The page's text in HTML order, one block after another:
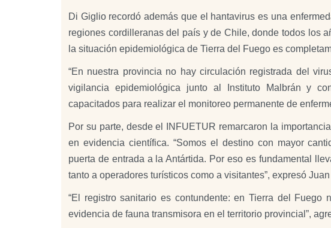
Di Giglio recordó además que el hantavirus es una
regiones cordilleranas del país y de Chile, donde todos los
la situación epidemiológica de Tierra del Fuego es
“En nuestra provincia no hay circulación registrada del
vigilancia epidemiológica junto al Instituto Malbrán y
capacitados para realizar el monitoreo permanente de
Por su parte, desde el INFUETUR remarcaron la
en evidencia científica. “Somos el destino con mayor
puerta de entrada a la Antártida. Por eso es fundamental
tanto a operadores turísticos como a visitantes”, expresó
“El registro sanitario es contundente: en Tierra del Fuego
evidencia de fauna transmisora en el territorio provincial”,